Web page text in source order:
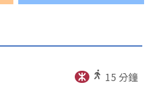
15 分鐘